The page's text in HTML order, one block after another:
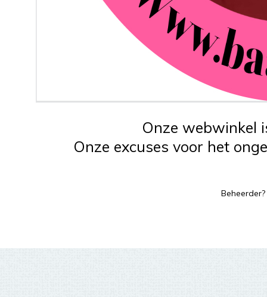
Onze webwinkel
Onze excuses voor het
Beheerder?